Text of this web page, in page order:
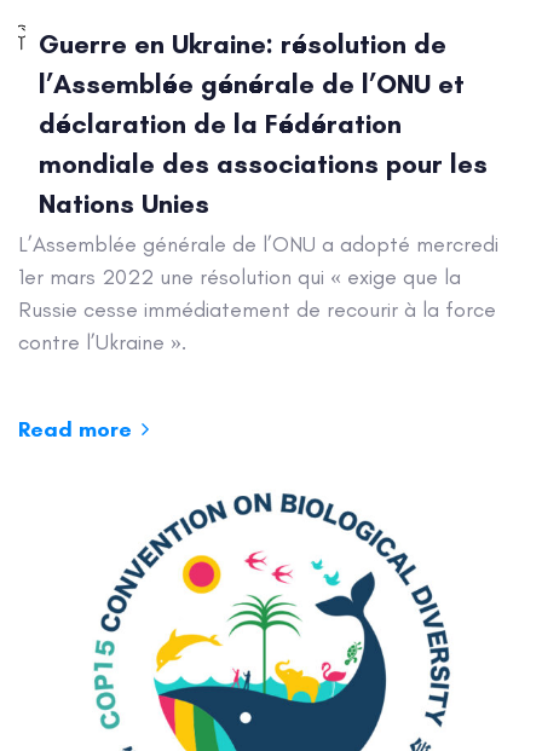
Guerre en Ukraine: résolution de
l’Assemblée générale de l’ONU et
déclaration de la Fédération
mondiale des associations pour les
Nations Unies
L’Assemblée générale de l’ONU a adopté mercredi
1er mars 2022 une résolution qui « exige que la
Russie cesse immédiatement de recourir à la force
contre l’Ukraine ».
Read more